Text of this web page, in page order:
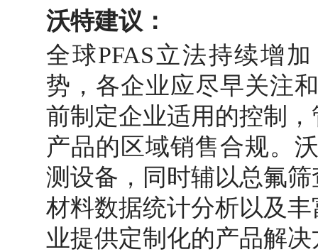
沃特建议：
全球PFAS立法持续增
势，各企业应尽早关注
前制定企业适用的控制
产品的区域销售合规。
测设备，同时辅以总氟
材料数据统计分析以及
业提供定制化的产品解